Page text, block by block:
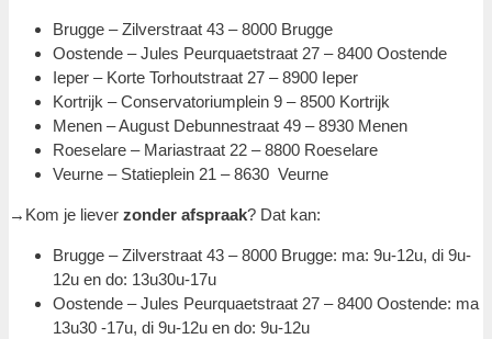
Brugge – Zilverstraat 43 – 8000 Brugge
Oostende – Jules Peurquaetstraat 27 – 8400 Oostende
Ieper – Korte Torhoutstraat 27 – 8900 Ieper
Kortrijk – Conservatoriumplein 9 – 8500 Kortrijk
Menen – August Debunnestraat 49 – 8930 Menen
Roeselare – Mariastraat 22 – 8800 Roeselare
Veurne – Statieplein 21 – 8630 Veurne
→Kom je liever zonder afspraak? Dat kan:
Brugge – Zilverstraat 43 – 8000 Brugge: ma: 9u-12u, di 9u-
12u en do: 13u30u-17u
Oostende – Jules Peurquaetstraat 27 – 8400 Oostende: ma
13u30 -17u, di 9u-12u en do: 9u-12u